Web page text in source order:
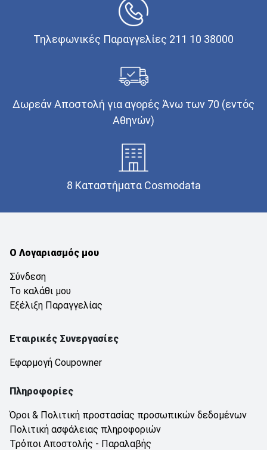
Τηλεφωνικές Παραγγελίες 211 10 38000
Δωρεάν Αποστολή για αγορές Άνω των 70 (εντός
Αθηνών)
8 Καταστήματα Cosmodata
Ο Λογαριασμός μου
Σύνδεση
Το καλάθι μου
Εξέλιξη Παραγγελίας
Εταιρικές Συνεργασίες
Εφαρμογή Coupowner
Πληροφορίες
Όροι & Πολιτική προστασίας προσωπικών δεδομένων
Πολιτική ασφάλειας πληροφοριών
Τρόποι Αποστολής - Παραλαβής